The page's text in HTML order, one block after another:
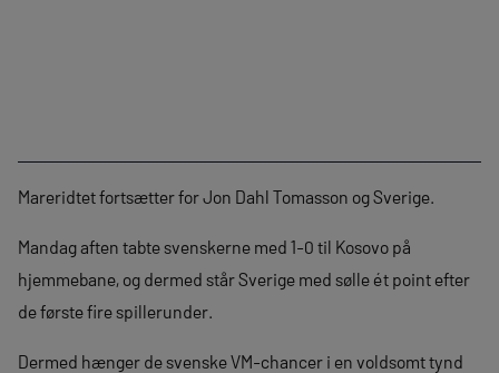
Mareridtet fortsætter for Jon Dahl Tomasson og Sverige.
Mandag aften tabte svenskerne med 1-0 til Kosovo på
hjemmebane, og dermed står Sverige med sølle ét point efter
de første fire spillerunder.
Dermed hænger de svenske VM-chancer i en voldsomt tynd